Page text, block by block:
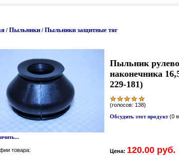
/ Пыльники / Пыльники защитные тяг
товара:
Пыльник
наконечника
229-181)
(голосов: 138)
Обсудить этот продукт(0
Цена: 120.00 руб.